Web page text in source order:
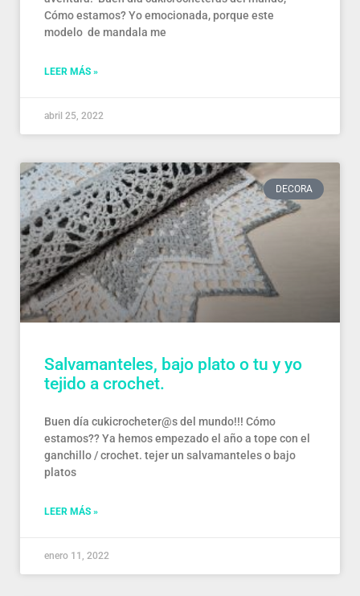
Cómo estamos? Yo emocionada, porque este
modelo de mandala me
LEER MÁS »
abril 25, 2022
DECORA
Salvamanteles, bajo plato o tu y yo
tejido a crochet.
Buen día cukicrocheter@s del mundo!!! Cómo
estamos?? Ya hemos empezado el año a tope con el
ganchillo / crochet. tejer un salvamanteles o bajo
platos
LEER MÁS »
enero 11, 2022